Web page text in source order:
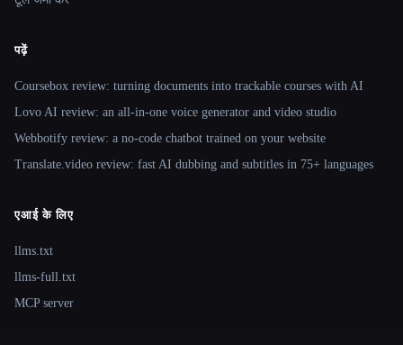
पढ़ें
Coursebox review: turning documents into trackable courses with AI
Lovo AI review: an all-in-one voice generator and video studio
Webbotify review: a no-code chatbot trained on your website
Translate.video review: fast AI dubbing and subtitles in 75+ languages
एआई के लिए
llms.txt
llms-full.txt
MCP server